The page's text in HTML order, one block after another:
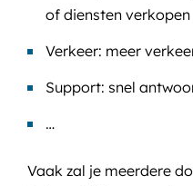
of diensten verkopen
Verkeer: meer
Support: snel
…
Vaak zal je meerdere